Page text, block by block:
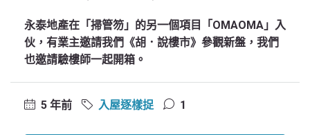
永泰地產在「掃管笏」的另一個項目「OMAOMA」入
伙，有業主邀請我們《胡．說樓市》參觀新盤，我們
也邀請驗樓師一起開箱。
5 年前 入屋逐樣捉 1